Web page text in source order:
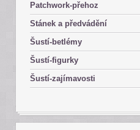
Patchwork-přehoz
Stánek a předvádění
Šustí-betlémy
Šustí-figurky
Šustí-zajímavosti